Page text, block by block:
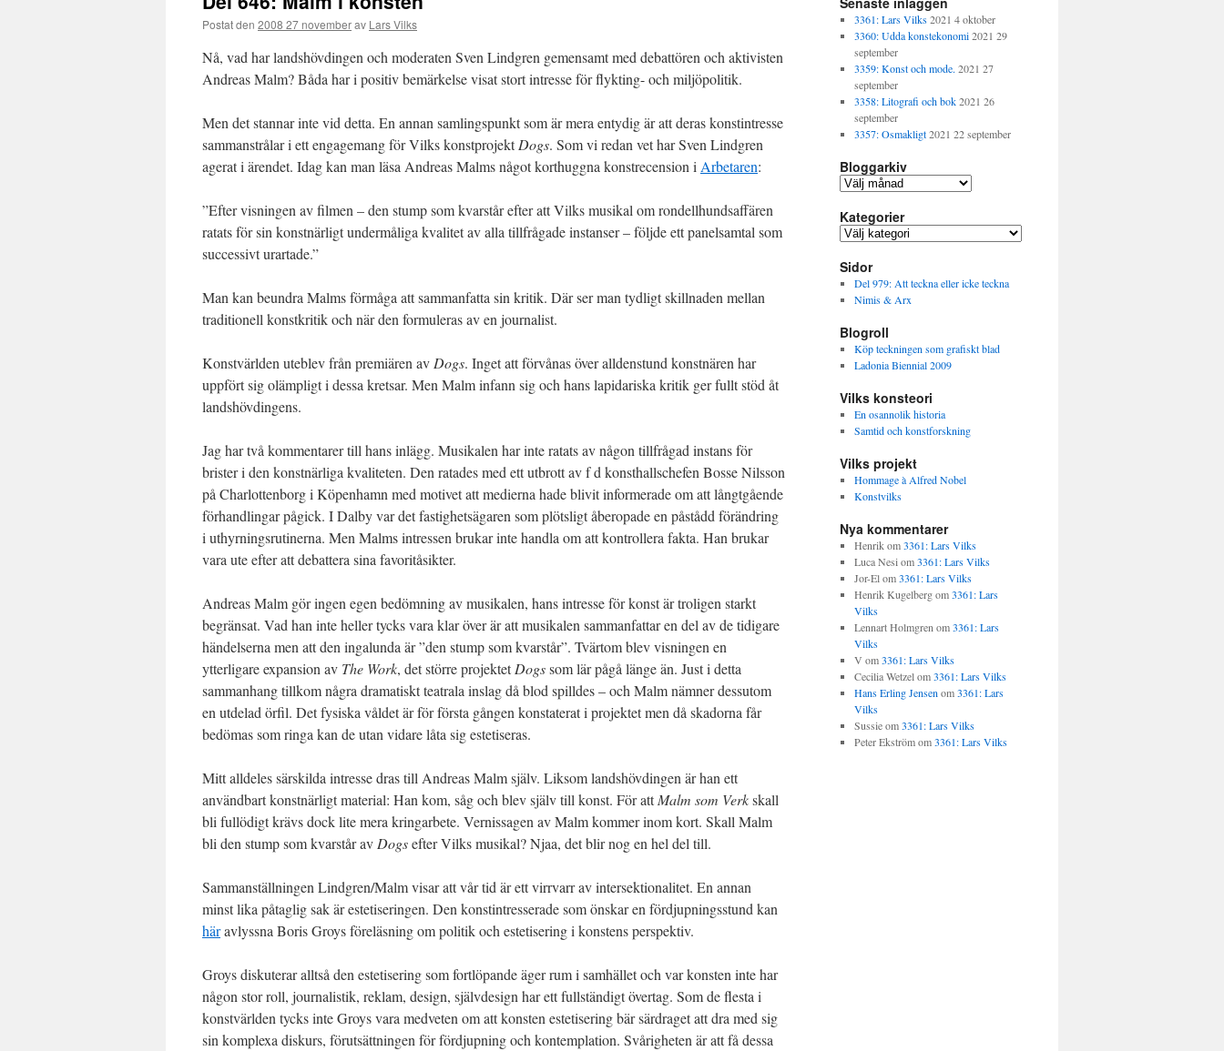
Postat den 2008 27 novemberav Lars Vilks
Nå, vad har landshövdingen och moderaten Sven Lindgren gemensamt med debattören och aktivisten
Andreas Malm? Båda har i positiv bemärkelse visat stort intresse för flykting- och miljöpolitik.
Men det stannar inte vid detta. En annan samlingspunkt som är mera entydig är att deras konstintresse
sammanstrålar i ett engagemang för Vilks konstprojektDogs. Som vi redan vet har Sven Lindgren
agerat i ärendet. Idag kan man läsa Andreas Malms något korthuggna konstrecension i Arbetaren:
”Efter visningen av filmen – den stump som kvarstår efter att Vilks musikal om rondellhundsaffären
ratats för sin konstnärligt undermåliga kvalitet av alla tillfrågade instanser – följde ett panelsamtal som
successivt urartade.”
Man kan beundra Malms förmåga att sammanfatta sin kritik. Där ser man tydligt skillnaden mellan
traditionell konstkritik och när den formuleras av en journalist.
Konstvärlden uteblev från premiären av Dogs. Inget att förvånas över alldenstund konstnären har
uppfört sig olämpligt i dessa kretsar. Men Malm infann sig och hans lapidariska kritik ger fullt stöd åt
landshövdingens.
Jag har två kommentarer till hans inlägg. Musikalen har inte ratats av någon tillfrågad instans för
brister i den konstnärliga kvaliteten. Den ratades med ett utbrott av f d konsthallschefen Bosse Nilsson
på Charlottenborg i Köpenhamn med motivet att medierna hade blivit informerade om att långtgående
förhandlingar pågick. I Dalby var det fastighetsägaren som plötsligt åberopade en påstådd förändring
i uthyrningsrutinerna. Men Malms intressen brukar inte handla om att kontrollera fakta. Han brukar
vara ute efter att debattera sina favoritåsikter.
Andreas Malm gör ingen egen bedömning av musikalen, hans intresse för konst är troligen starkt
begränsat. Vad han inte heller tycks vara klar över är att musikalen sammanfattar en del av de tidigare
händelserna men att den ingalunda är ”den stump som kvarstår”. Tvärtom blev visningen en
ytterligare expansion av The Work, det större projektetDogssom lär pågå länge än. Just i detta
sammanhang tillkom några dramatiskt teatrala inslag då blod spilldes – och Malm nämner dessutom
en utdelad örfil. Det fysiska våldet är för första gången konstaterat i projektet men då skadorna får
bedömas som ringa kan de utan vidare låta sig estetiseras.
Mitt alldeles särskilda intresse dras till Andreas Malm själv. Liksom landshövdingen är han ett
användbart konstnärligt material: Han kom, såg och blev själv till konst. För attMalm som Verkskall
bli fullödigt krävs dock lite mera kringarbete. Vernissagen av Malm kommer inom kort. Skall Malm
bli den stump som kvarstår av Dogsefter Vilks musikal? Njaa, det blir nog en hel del till.
Sammanställningen Lindgren/Malm visar att vår tid är ett virrvarr av intersektionalitet. En annan
minst lika påtaglig sak är estetiseringen. Den konstintresserade som önskar en fördjupningsstund kan
häravlyssna Boris Groys föreläsning om politik och estetisering i konstens perspektiv.
Groys diskuterar alltså den estetisering som fortlöpande äger rum i samhället och var konsten inte har
någon stor roll, journalistik, reklam, design, självdesign har ett fullständigt övertag. Som de flesta i
konstvärlden tycks inte Groys vara medveten om att konsten estetisering bär särdraget att dra med sig
sin komplexa diskurs, förutsättningen för fördjupning och kontemplation. Svårigheten är att få dessa
3361: Lars Vilks 2021 4 oktober
3360: Udda konstekonomi 2021 29
september
3359: Konst och mode. 2021 27
september
3358: Litografi och bok 2021 26
september
3357: Osmakligt 2021 22 september
Bloggarkiv
B
o
g
a
r
k
v
Kategorier
K
t
e
g
r
i
e
Sidor
Del 979: Att teckna eller icke teckna
Nimis & Arx
Blogroll
Köp teckningen som grafiskt blad
Ladonia Biennial 2009
Vilks konsteori
En osannolik historia
Samtid och konstforskning
Vilks projekt
Hommage à Alfred Nobel
Konstvilks
Nya kommentarer
Henrikom3361: Lars Vilks
Luca Nesi om3361: Lars Vilks
Jor-Elom3361: Lars Vilks
Henrik Kugelbergom3361: Lars
Vilks
Lennart Holmgren om3361: Lars
Vilks
V om3361: Lars Vilks
Cecilia Wetzelom3361: Lars Vilks
Hans Erling Jensen om3361: Lars
Vilks
Sussieom3361: Lars Vilks
Peter Ekströmom3361: Lars Vilks